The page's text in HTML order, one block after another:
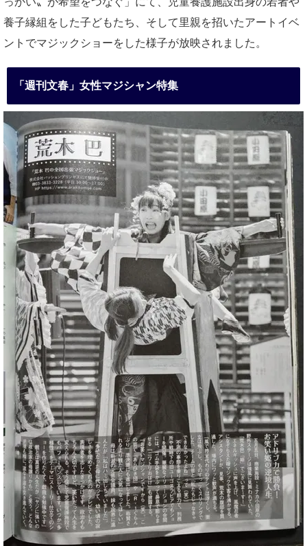
養子縁組をした子どもたち、そして里親を招いたアートイベ
ントでマジックショーをした様子が放映されました。
「週刊文春」女性マジシャン特集